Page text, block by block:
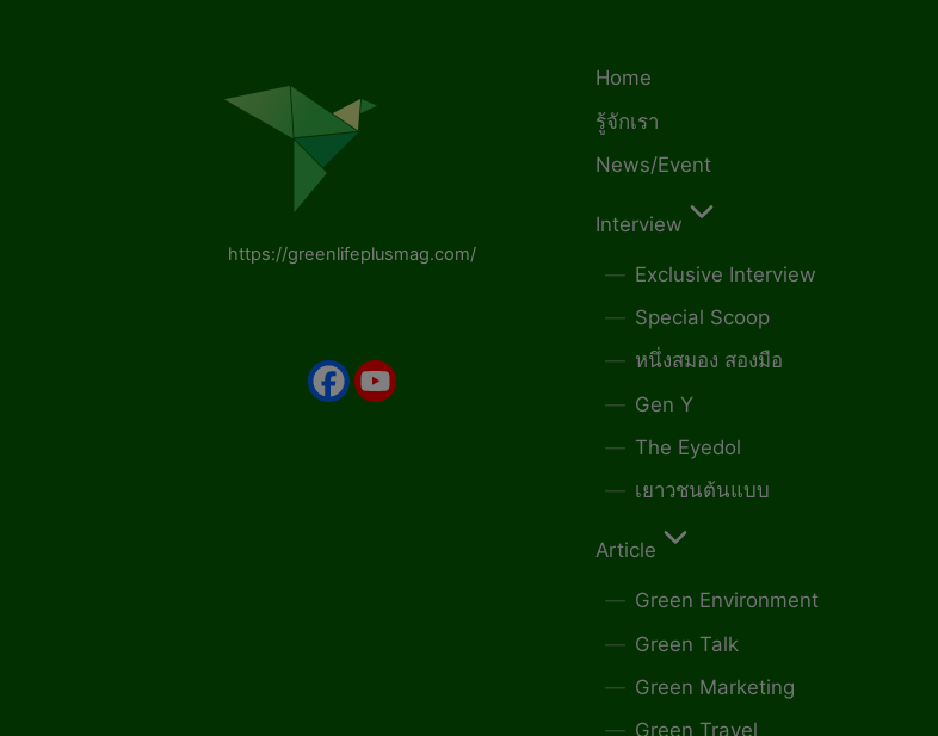
https://greenlifeplusmag.com/
Home
รู้จักเรา
News/Event
Interview
Exclusive Interview
Special Scoop
หนึ่งสมอง สองมือ
Gen Y
The Eyedol
เยาวชนต้นแบบ
Article
Green Environment
Green Talk
Green Marketing
Green Travel